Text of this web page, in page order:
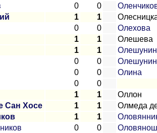
0 0
1 1
0 0
Олехова
1 1
Олешева
1 1
0 0
0 0
Олина
0
0
1 1
Оллон
Сан Хосе
1 1
Олмеда
1 1
0 0